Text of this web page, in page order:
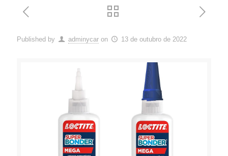
Published by adminycar on 13 de outubro de 2022